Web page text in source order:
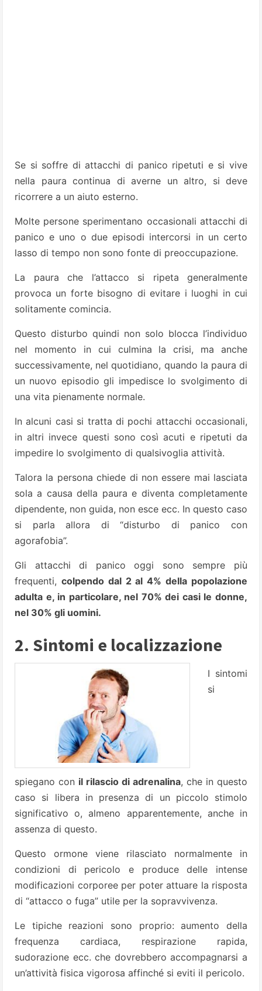
Se si soffre di attacchi di panico ripetuti e si vive
nella paura continua di averne un altro, si deve
ricorrere a un aiuto esterno.
Molte persone sperimentano occasionali attacchi di
panico e uno o due episodi intercorsi in un certo
lasso di tempo non sono fonte di preoccupazione.
La paura che l’attacco si ripeta generalmente
provoca un forte bisogno di evitare i luoghi in cui
solitamente comincia.
Questo disturbo quindi non solo blocca l’individuo
nel momento in cui culmina la crisi, ma anche
successivamente, nel quotidiano, quando la paura di
un nuovo episodio gli impedisce lo svolgimento di
una vita pienamente normale.
In alcuni casi si tratta di pochi attacchi occasionali,
in altri invece questi sono così acuti e ripetuti da
impedire lo svolgimento di qualsivoglia attività.
Talora la persona chiede di non essere mai lasciata
sola a causa della paura e diventa completamente
dipendente, non guida, non esce ecc. In questo caso
si parla allora di “disturbo di panico con
agorafobia”.
Gli attacchi di panico oggi sono sempre più
frequenti, colpendo dal 2 al 4% della popolazione
adulta e, in particolare, nel 70% dei casi le donne,
nel 30% gli uomini.
2. Sintomi e localizzazione
I sintomi
si
spiegano con il rilascio di adrenalina, che in questo
caso si libera in presenza di un piccolo stimolo
significativo o, almeno apparentemente, anche in
assenza di questo.
Questo ormone viene rilasciato normalmente in
condizioni di pericolo e produce delle intense
modificazioni corporee per poter attuare la risposta
di “attacco o fuga” utile per la sopravvivenza.
Le tipiche reazioni sono proprio: aumento della
frequenza cardiaca, respirazione rapida,
sudorazione ecc. che dovrebbero accompagnarsi a
un’attività fisica vigorosa affinché si eviti il pericolo.